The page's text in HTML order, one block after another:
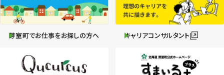
芽室町でお仕事をお探しの方へ キャリアコンサルタント